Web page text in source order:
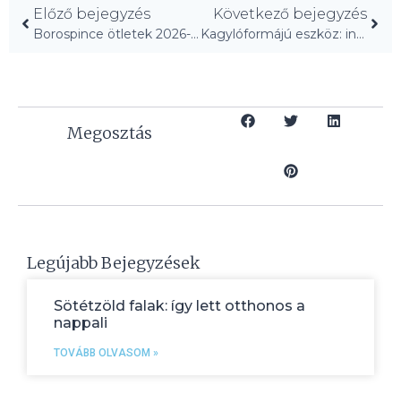
Előző bejegyzés
Borospince ötletek 2026-ra: tedd a gyűjteményed a középpontba!
Következő bejegyzés
Kagylóformájú eszköz: interaktív légzés a gyerekeknek!
Megosztás
Legújabb Bejegyzések
Sötétzöld falak: így lett otthonos a
nappali
TOVÁBB OLVASOM »